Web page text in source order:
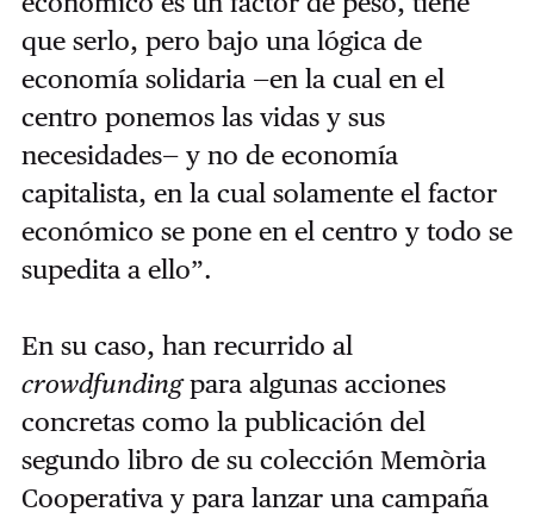
que serlo, pero bajo una lógica de
economía solidaria —en la cual en el
centro ponemos las vidas y sus
necesidades— y no de economía
capitalista, en la cual solamente el factor
económico se pone en el centro y todo se
supedita a ello”.
En su caso, han recurrido al
crowdfundingpara algunas acciones
concretas como la publicación del
segundo libro de su colección Memòria
Cooperativa y para lanzar una campaña